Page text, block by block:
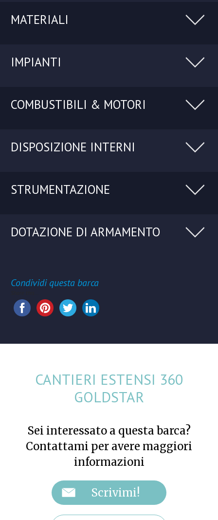
MATERIALI
IMPIANTI
COMBUSTIBILI & MOTORI
DISPOSIZIONE INTERNI
STRUMENTAZIONE
DOTAZIONE DI ARMAMENTO
Condividi questa barca
CANTIERI ESTENSI 360
GOLDSTAR
Sei interessato a questa barca?
Contattami per avere maggiori
informazioni